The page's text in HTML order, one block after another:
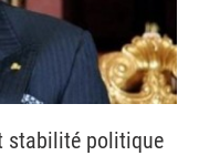
stabilité politique